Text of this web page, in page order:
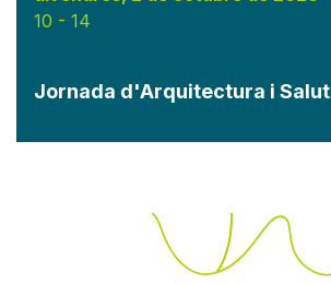
10 - 14
Jornada d'Arquitectura i Salut